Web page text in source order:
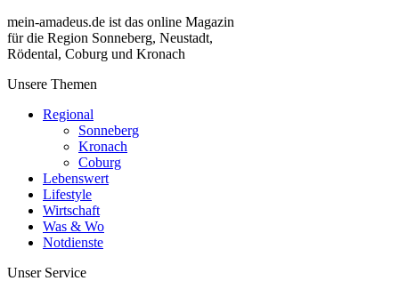
mein-amadeus.de ist das online Magazin
für die Region Sonneberg, Neustadt,
Rödental, Coburg und Kronach
Unsere Themen
Regional
Sonneberg
Kronach
Coburg
Lebenswert
Lifestyle
Wirtschaft
Was & Wo
Notdienste
Unser Service